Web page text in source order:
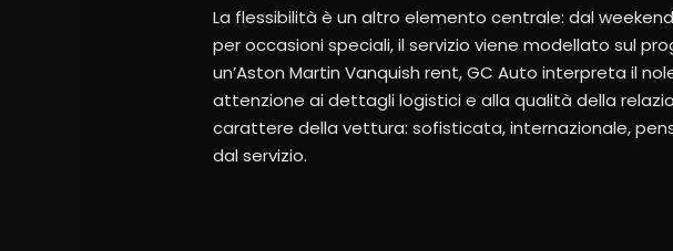
La flessibilità è un altro elemento centrale: dal
per occasioni speciali, il servizio viene modellato sul
un’Aston Martin Vanquish rent, GC Auto interpreta il
attenzione ai dettagli logistici e alla qualità della
carattere della vettura: sofisticata, internazionale,
dal servizio.